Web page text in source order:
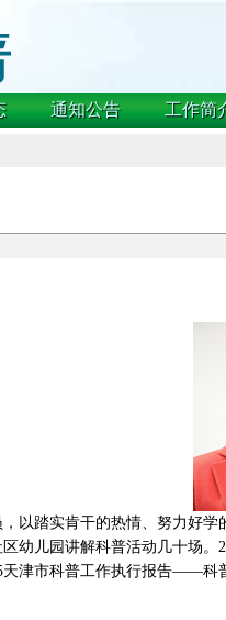
通知公告 工作简
踏实肯干的热情、努力好学
幼儿园讲解科普活动几十场
天津市科普工作执行报告——科